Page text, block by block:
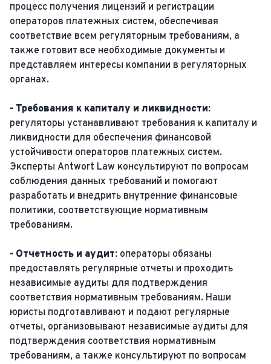
процесс получения лицензий и регистрации
операторов платежных систем, обеспечивая
соответствие всем регуляторным требованиям, а
также готовит все необходимые документы и
представляем интересы компании в регуляторных
органах.
- Требования к капиталу и ликвидности:
регуляторы устанавливают требования к капиталу и
ликвидности для обеспечения финансовой
устойчивости операторов платежных систем.
Эксперты Antwort Law консультируют по вопросам
соблюдения данных требований и помогают
разработать и внедрить внутренние финансовые
политики, соответствующие нормативным
требованиям.
- Отчетность и аудит: операторы обязаны
предоставлять регулярные отчеты и проходить
независимые аудиты для подтверждения
соответствия нормативным требованиям. Наши
юристы подготавливают и подают регулярные
отчеты, организовывают независимые аудиты для
подтверждения соответствия нормативным
требованиям, а также консультируют по вопросам